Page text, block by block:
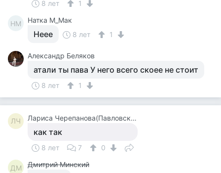
8 лет 1
НМ Натка М_Мак
Неее 8 лет 1
Александр Беляков
атали ты пава У него всего скоее не стоит
8 лет 1
ЛЧ Лариса Черепанова(Павловская)
как так
8 лет 7 0
ДМ Дмитрий Минский